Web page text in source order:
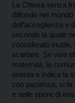
La Chiesa senza
diffonde nel mondo
dell’accoglienza e
secondo la quale
considerato inutile,
scartare. Se vive
maternità, la
orienta e indica la
con pazienza, si fa
e nelle opere di